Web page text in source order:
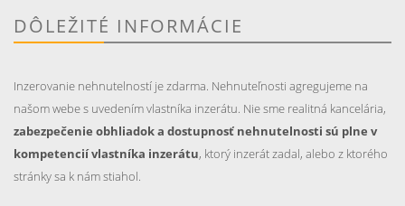
DÔLEŽITÉ INFORMÁCIE
Inzerovanie nehnutelností je zdarma. Nehnuteľnosti agregujeme na
našom webe s uvedením vlastníka inzerátu. Nie sme realitná kancelária,
zabezpečenie obhliadok a dostupnosť nehnutelnosti sú plne v
kompetencií vlastníka inzerátu, ktorý inzerát zadal, alebo z ktorého
stránky sa k nám stiahol.